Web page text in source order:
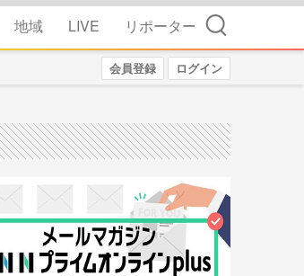
地域 LIVE リポーター 検索
会員登録 ログイン